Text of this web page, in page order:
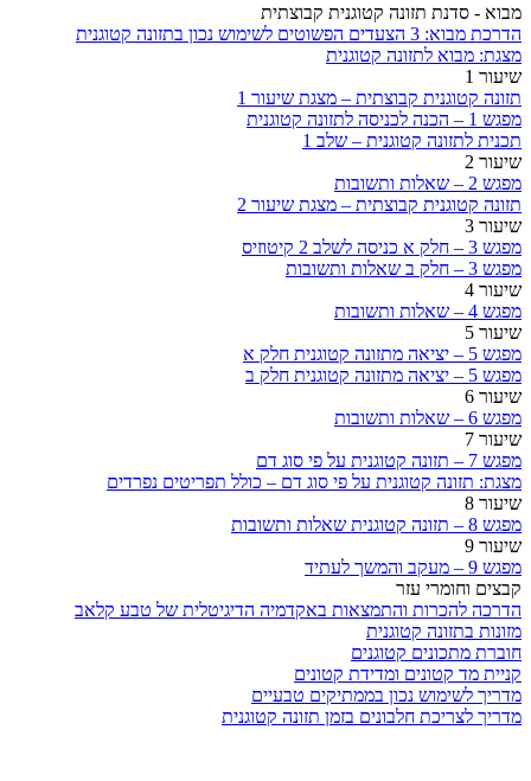
מבוא - סדנת תזונה קטוגנית קבוצתית
הדרכת מבוא: 3 הצעדים הפשוטים לשימוש נכון בתזונה קטוגנית
מצגת: מבוא לתזונה קטוגנית
שיעור 1
תזונה קטוגנית קבוצתית – מצגת שיעור 1
מפגש 1 – הכנה לכניסה לתזונה קטוגנית
תכנית לתזונה קטוגנית – שלב 1
שיעור 2
מפגש 2 – שאלות ותשובות
תזונה קטוגנית קבוצתית – מצגת שיעור 2
שיעור 3
מפגש 3 – חלק א כניסה לשלב 2 קיטוזיס
מפגש 3 – חלק ב שאלות ותשובות
שיעור 4
מפגש 4 – שאלות ותשובות
שיעור 5
מפגש 5 – יציאה מתזונה קטוגנית חלק א
מפגש 5 – יציאה מתזונה קטוגנית חלק ב
שיעור 6
מפגש 6 – שאלות ותשובות
שיעור 7
מפגש 7 – תזונה קטוגנית על פי סוג דם
מצגת: תזונה קטוגנית על פי סוג דם – כולל תפריטים נפרדים
שיעור 8
מפגש 8 – תזונה קטוגנית שאלות ותשובות
שיעור 9
מפגש 9 – מעקב והמשך לעתיד
קבצים וחומרי עזר
הדרכה להכרות והתמצאות באקדמיה הדיגיטלית של טבע קלאב
מזונות בתזונה קטוגנית
חוברת מתכונים קטוגנים
קניית מד קטונים ומדידת קטונים
מדריך לשימוש נכון בממתיקים טבעיים
מדריך לצריכת חלבונים בזמן תזונה קטוגנית